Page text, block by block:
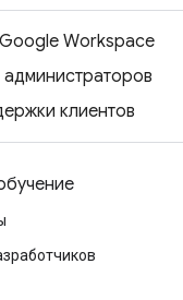
Workspace
клиентов